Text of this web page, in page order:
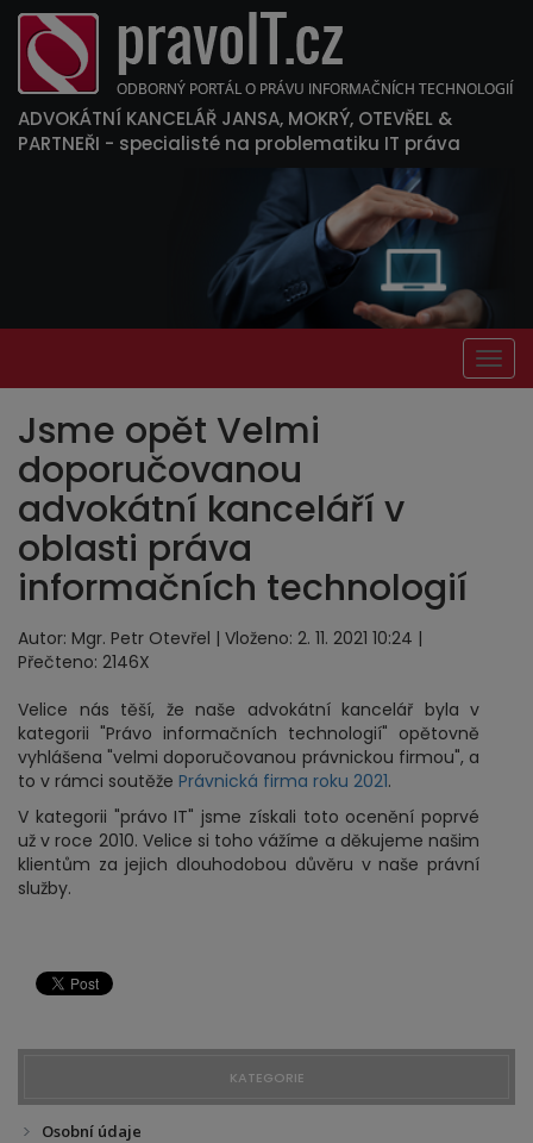
ADVOKÁTNÍ KANCELÁŘ JANSA, MOKRÝ, OTEVŘEL &
PARTNEŘI - specialisté na problematiku IT práva
Jsme opět Velmi
doporučovanou
advokátní kanceláří v
oblasti práva
informačních technologií
Autor: Mgr. Petr Otevřel | Vloženo: 2. 11. 2021 10:24 |
Přečteno: 2146X
Velice nás těší, že naše advokátní kancelář byla v
kategorii "Právo informačních technologií" opětovně
vyhlášena "velmi doporučovanou právnickou firmou", a
to v rámci soutěže Právnická firma roku 2021.
V kategorii "právo IT" jsme získali toto ocenění poprvé
už v roce 2010. Velice si toho vážíme a děkujeme našim
klientům za jejich dlouhodobou důvěru v naše právní
služby.
KATEGORIE
Osobní údaje